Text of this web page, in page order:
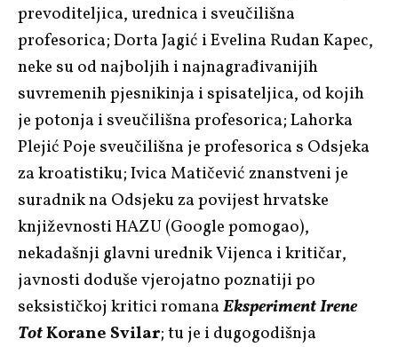
prevoditeljica, urednica i sveučilišna
profesorica; Dorta Jagić i Evelina Rudan Kapec,
neke su od najboljih i najnagrađivanijih
suvremenih pjesnikinja i spisateljica, od kojih
je potonja i sveučilišna profesorica; Lahorka
Plejić Poje sveučilišna je profesorica s Odsjeka
za kroatistiku; Ivica Matičević znanstveni je
suradnik na Odsjeku za povijest hrvatske
književnosti HAZU (Google pomogao),
nekadašnji glavni urednik Vijenca i kritičar,
javnosti doduše vjerojatno poznatiji po
seksističkoj kritici romanaEksperiment Irene
TotKorane Svilar; tu je i dugogodišnja